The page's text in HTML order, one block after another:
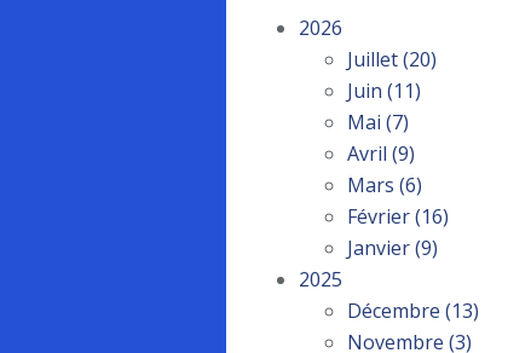
2026
Juillet(20)
Juin (11)
Mai (7)
Avril (9)
Mars (6)
Février(16)
Janvier(9)
2025
Décembre (13)
Novembre (3)